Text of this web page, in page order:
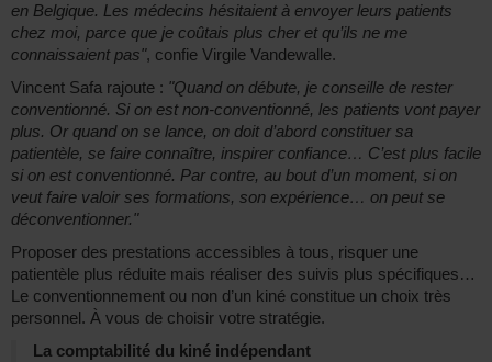
en Belgique. Les médecins hésitaient à envoyer leurs patients
chez moi, parce que je coûtais plus cher et qu’ils ne me
connaissaient pas", confie Virgile Vandewalle.
Vincent Safa rajoute : "Quand on débute, je conseille de rester
conventionné. Si on est non-conventionné, les patients vont payer
plus. Or quand on se lance, on doit d’abord constituer sa
patientèle, se faire connaître, inspirer confiance… C’est plus facile
si on est conventionné. Par contre, au bout d’un moment, si on
veut faire valoir ses formations, son expérience… on peut se
déconventionner."
Proposer des prestations accessibles à tous, risquer une
patientèle plus réduite mais réaliser des suivis plus spécifiques…
Le conventionnement ou non d’un kiné constitue un choix très
personnel. À vous de choisir votre stratégie.
La comptabilité du kiné indépendant